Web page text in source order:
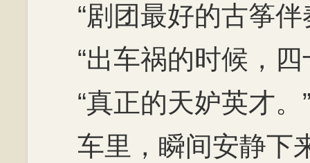
“剧团最好的古筝伴
“出车祸的时候，
“真正的天妒英才。
车里，瞬间安静下